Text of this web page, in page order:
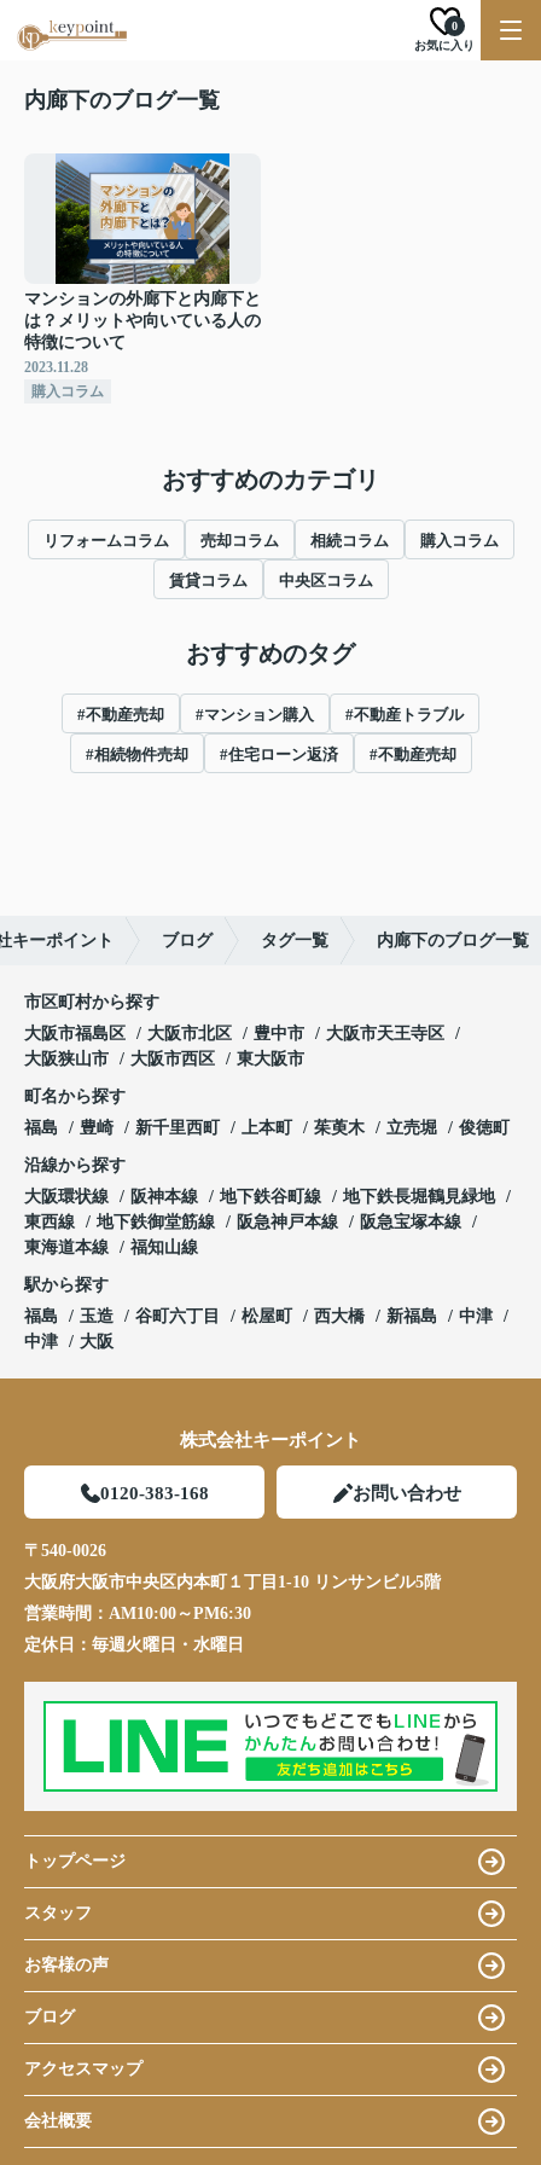
お気に入り
0
内廊下のブログ一覧
マンションの外廊下と内廊下と
は？メリットや向いている人の
特徴について
2023.11.28
購入コラム
おすすめのカテゴリ
リフォームコラム 売却コラム 相続コラム 購入コラム
賃貸コラム 中央区コラム
おすすめのタグ
#不動産売却 #マンション購入 #不動産トラブル
#相続物件売却 #住宅ローン返済 #不動産売却
キーポイント ブログ タグ一覧 内廊下のブログ一覧
市区町村から探す
大阪市福島区
大阪市北区 豊中市
大阪市天王寺区
大阪狭山市
大阪市西区 東大阪市
町名から探す
福島
豊崎 新千里西町 上本町 茱萸木 立売堀 俊徳町
沿線から探す
大阪環状線
阪神本線 地下鉄谷町線
地下鉄長堀鶴見緑地
東西線
地下鉄御堂筋線 阪急神戸本線
阪急宝塚本線
東海道本線
福知山線
駅から探す
福島
玉造 谷町六丁目 松屋町 西大橋 新福島
中津
中津
大阪
株式会社キーポイント
0120-383-168 お問い合わせ
〒540-0026
大阪府大阪市中央区内本町１丁目1-10 リンサンビル5階
営業時間： AM10:00～PM6:30
定休日： 毎週火曜日・水曜日
トップページ
スタッフ
お客様の声
ブログ
アクセスマップ
会社概要